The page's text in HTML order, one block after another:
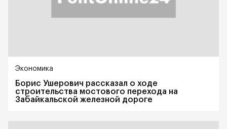
Экономика
Борис Ушерович рассказал о ходе
строительства мостового перехода на
Забайкальской железной дороге